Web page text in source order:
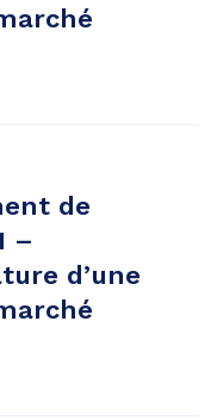
de
–
d’une